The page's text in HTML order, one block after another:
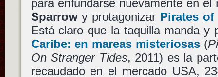
para enfundarse nuevamente en
Sparrowy protagonizar Pirates of
Está claro que la taquilla manda y
Caribe: en mareas misteriosas (
On Stranger Tides, 2011) es la
recaudado en el mercado USA,